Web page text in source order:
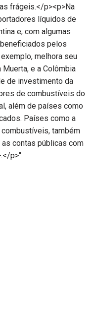
frágeis.</p><p>Na
líquidos de
e, com algumas
pelos
melhora seu
e a Colômbia
de investimento da
de combustíveis do
além de países como
Países como a
também
as contas públicas com
p>"